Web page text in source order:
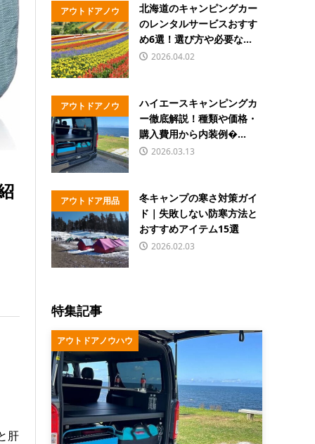
肝
アウトドアノウ
ハウ
北海道のキャンピングカー
のレンタルサービスおすす
め6選！選び方や必要な...
2026.04.02
アウトドアノウ
ハウ
ハイエースキャンピングカ
ー徹底解説！種類や価格・
購入費用から内装例�...
2026.03.13
アウトドア用品
冬キャンプの寒さ対策ガイ
ド｜失敗しない防寒方法と
おすすめアイテム15選
2026.02.03
特集記事
アウトドアノウハウ